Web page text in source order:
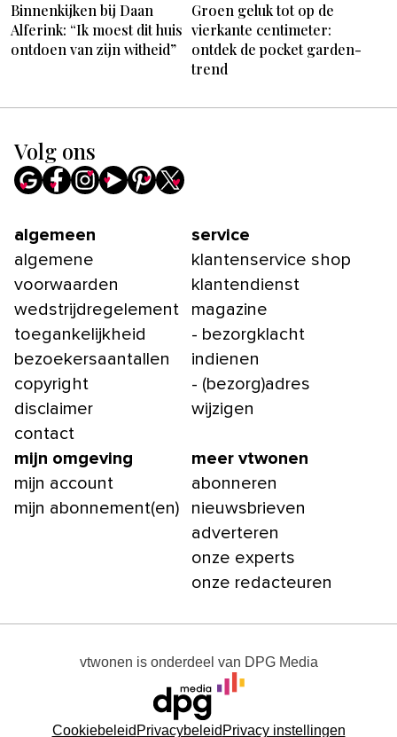
Binnenkijken bij Daan
Alferink: “Ik moest dit huis
ontdoen van zijn witheid”
Groen geluk tot op de
vierkante centimeter:
ontdek de pocket garden-
trend
Volg ons
algemeen
algemene
voorwaarden
wedstrijdregelement
toegankelijkheid
bezoekersaantallen
copyright
disclaimer
contact
service
klantenservice shop
klantendienst
magazine
- bezorgklacht
indienen
- (bezorg)adres
wijzigen
mijn omgeving
mijn account
mijn abonnement(en)
meer vtwonen
abonneren
nieuwsbrieven
adverteren
onze experts
onze redacteuren
vtwonen is onderdeel van DPG Media
Cookiebeleid Privacybeleid Privacy instellingen